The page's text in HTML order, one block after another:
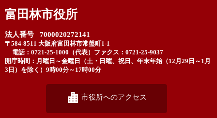
富田林市役所
法人番号 7000020272141
〒584-8511 大阪府富田林市常盤町1-1
電話：0721-25-1000（代表） ファクス：0721-25-9037
開庁時間：月曜日～金曜日（土・日曜、祝日、年末年始（12月29日～1月
3日）を除く）9時00分～17時00分
市役所へのアクセス